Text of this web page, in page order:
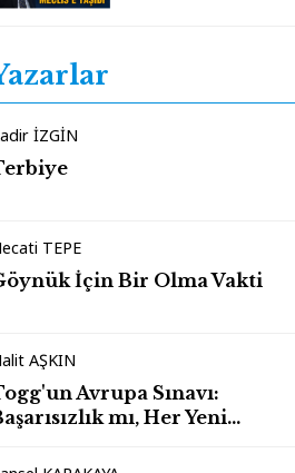
İZGİN
TEPE
İçin Bir Olma Vakti
AŞKIN
Avrupa Sınavı:
mı, Her Yeni